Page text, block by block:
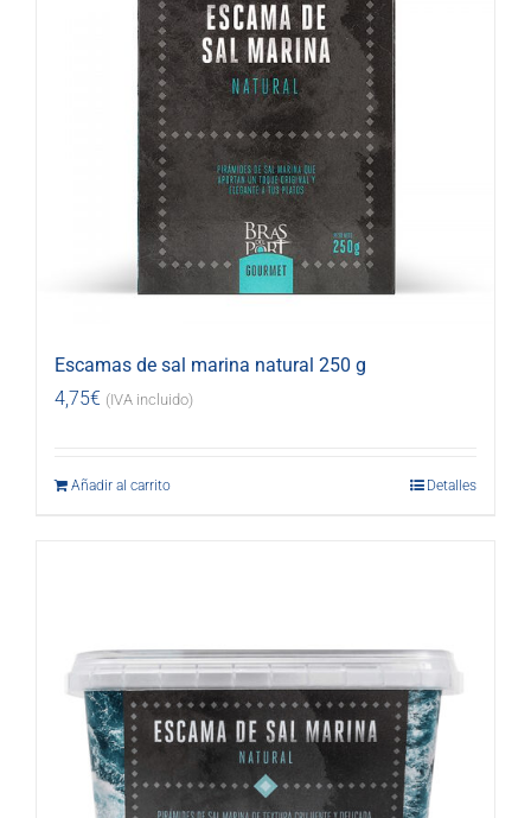
Escamas de sal marina natural 250 g
4,75€ (IVA incluido)
Añadir al carrito Detalles